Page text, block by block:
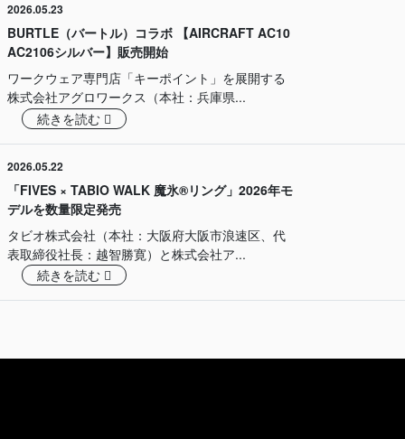
2026.05.23
BURTLE（バートル）コラボ 【AIRCRAFT AC10
AC2106シルバー】販売開始
ワークウェア専門店「キーポイント」を展開する
株式会社アグロワークス（本社：兵庫県...
続きを読む
2026.05.22
「FIVES × TABIO WALK 魔氷®️リング」2026年モ
デルを数量限定発売
タビオ株式会社（本社：大阪府大阪市浪速区、代
表取締役社長：越智勝寛）と株式会社ア...
続きを読む